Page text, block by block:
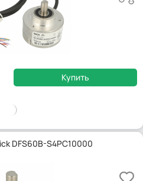
Купить
DFS60B-S4PC10000